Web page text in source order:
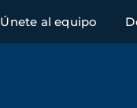
Únete al equipo